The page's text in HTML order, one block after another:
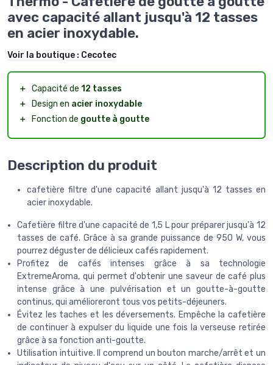
avec capacité allant jusqu'à 12 tasses
en acier inoxydable.
Voir la boutique : Cecotec
＋ Capacité de 12 tasses
＋
Design en acier inoxydable
＋
Fonction de goutte à goutte
Description du produit
cafetière filtre d'une capacité allant jusqu'à 12 tasses en
acier inoxydable.
Cafetière filtre d'une capacité de 1,5 L pour préparer jusqu'à 12
tasses de café. Grâce à sa grande puissance de 950 W, vous
pourrez déguster de délicieux cafés rapidement.
Profitez de cafés intenses grâce à sa technologie
ExtremeAroma, qui permet d'obtenir une saveur de café plus
intense grâce à une pulvérisation et un goutte-à-goutte
continus, qui amélioreront tous vos petits-déjeuners.
Évitez les taches et les déversements. Empêche la cafetière
de continuer à expulser du liquide une fois la verseuse retirée
grâce à sa fonction anti-goutte.
Utilisation intuitive. Il comprend un bouton marche/arrêt et un